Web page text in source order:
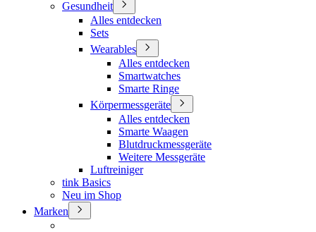
Gesundheit
Alles entdecken
Sets
Wearables
Alles entdecken
Smartwatches
Smarte Ringe
Körpermessgeräte
Alles entdecken
Smarte Waagen
Blutdruckmessgeräte
Weitere Messgeräte
Luftreiniger
tink Basics
Neu im Shop
Marken